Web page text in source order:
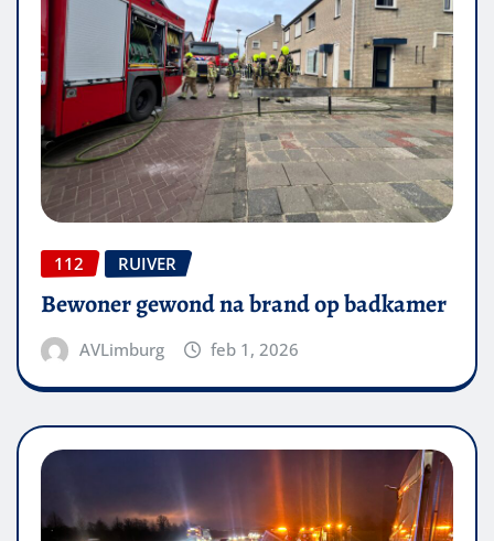
112 RUIVER
Bewoner gewond na brand op badkamer
AVLimburg feb 1, 2026